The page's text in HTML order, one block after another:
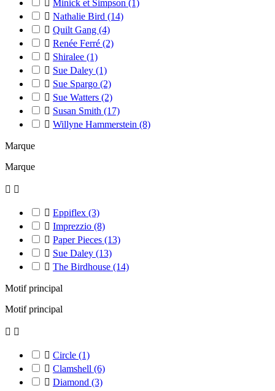
 Minick et Simpson (1)
 Nathalie Bird (14)
 Quilt Gang (4)
 Renée Ferré (2)
 Shiralee (1)
 Sue Daley (1)
 Sue Spargo (2)
 Sue Watters (2)
 Susan Smith (17)
 Willyne Hammerstein (8)
Marque
Marque
 
 Eppiflex (3)
 Imprezzio (8)
 Paper Pieces (13)
 Sue Daley (13)
 The Birdhouse (14)
Motif principal
Motif principal
 
 Circle (1)
 Clamshell (6)
 Diamond (3)